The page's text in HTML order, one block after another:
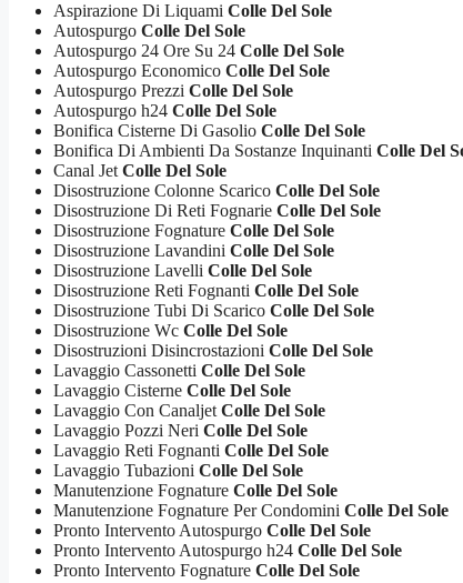
Aspirazione Di Liquami Colle Del Sole
Autospurgo Colle Del Sole
Autospurgo 24 Ore Su 24 Colle Del Sole
Autospurgo Economico Colle Del Sole
Autospurgo Prezzi Colle Del Sole
Autospurgo h24 Colle Del Sole
Bonifica Cisterne Di Gasolio Colle Del Sole
Bonifica Di Ambienti Da Sostanze Inquinanti Colle Del
Canal Jet Colle Del Sole
Disostruzione Colonne Scarico Colle Del Sole
Disostruzione Di Reti Fognarie Colle Del Sole
Disostruzione Fognature Colle Del Sole
Disostruzione Lavandini Colle Del Sole
Disostruzione Lavelli Colle Del Sole
Disostruzione Reti Fognanti Colle Del Sole
Disostruzione Tubi Di Scarico Colle Del Sole
Disostruzione Wc Colle Del Sole
Disostruzioni Disincrostazioni Colle Del Sole
Lavaggio Cassonetti Colle Del Sole
Lavaggio Cisterne Colle Del Sole
Lavaggio Con Canaljet Colle Del Sole
Lavaggio Pozzi Neri Colle Del Sole
Lavaggio Reti Fognanti Colle Del Sole
Lavaggio Tubazioni Colle Del Sole
Manutenzione Fognature Colle Del Sole
Manutenzione Fognature Per Condomini Colle Del Sole
Pronto Intervento Autospurgo Colle Del Sole
Pronto Intervento Autospurgo h24 Colle Del Sole
Pronto Intervento Fognature Colle Del Sole